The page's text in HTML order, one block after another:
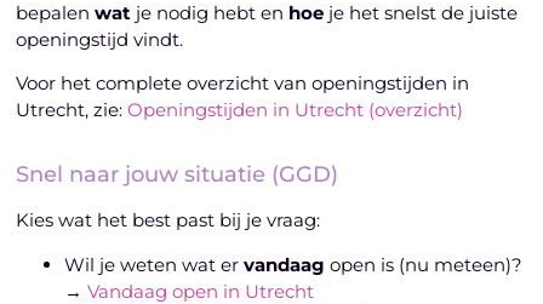
bepalenwat je nodig hebt en hoe je het snelst de juiste
openingstijd vindt.
Voor het complete overzicht van openingstijden in
Utrecht, zie:Openingstijden in Utrecht (overzicht)
Snel naar jouw situatie (GGD)
Kies wat het best past bij je vraag:
Wil je weten wat ervandaag open is (nu meteen)?
→Vandaag open in Utrecht